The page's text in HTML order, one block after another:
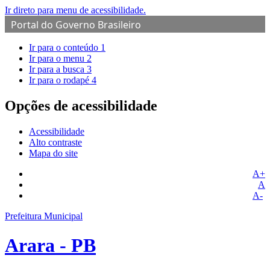
Ir direto para menu de acessibilidade.
Portal do Governo Brasileiro
Ir para o conteúdo 1
Ir para o menu 2
Ir para a busca 3
Ir para o rodapé 4
Opções de acessibilidade
Acessibilidade
Alto contraste
Mapa do site
A+
A
A-
Prefeitura Municipal
Arara - PB